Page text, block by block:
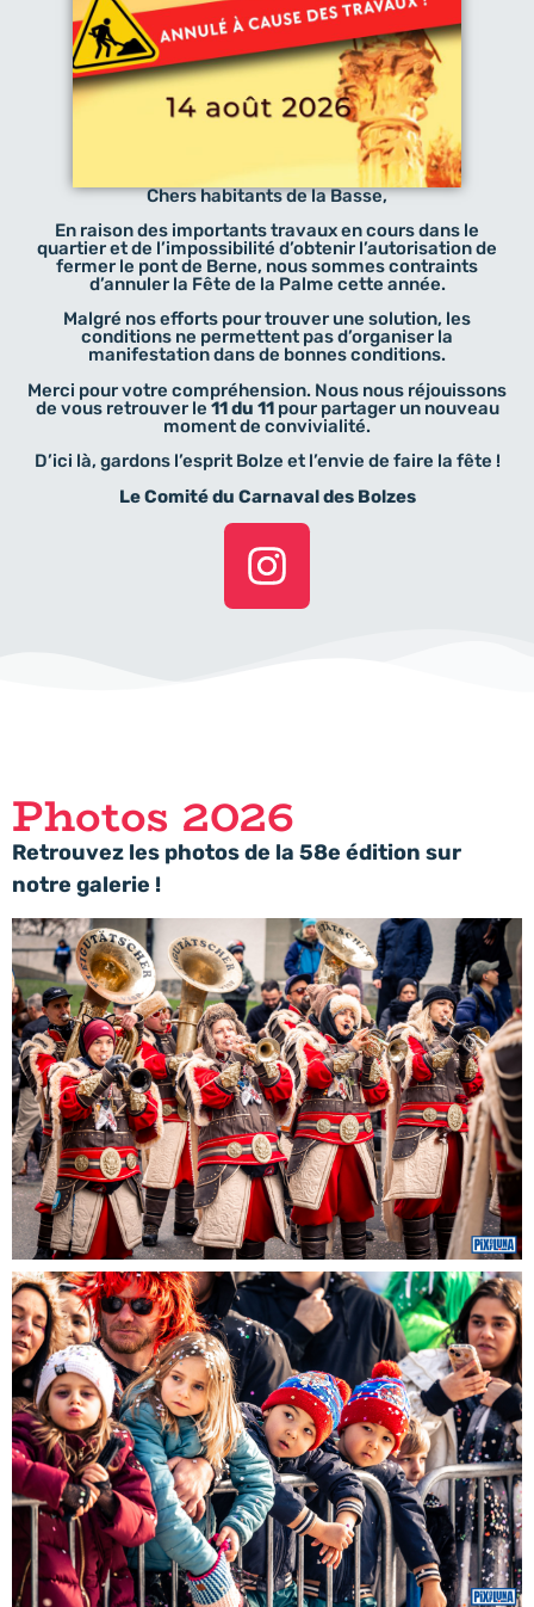
Chers habitants de la Basse,
En raison des importants travaux en cours dans le
quartier et de l’impossibilité d’obtenir l’autorisation de
fermer le pont de Berne, nous sommes contraints
d’annuler la Fête de la Palme cette année.
Malgré nos efforts pour trouver une solution, les
conditions ne permettent pas d’organiser la
manifestation dans de bonnes conditions.
Merci pour votre compréhension. Nous nous réjouissons
de vous retrouver le 11 du 11pour partager un nouveau
moment de convivialité.
D’ici là, gardons l’esprit Bolze et l’envie de faire la fête !
Le Comité du Carnaval des Bolzes
Photos 2026
Retrouvez les photos de la 58e édition sur
notre galerie !